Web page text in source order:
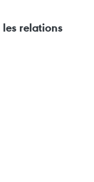
relations